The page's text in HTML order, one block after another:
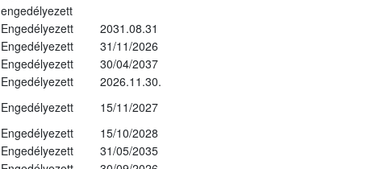
engedélyezett
Engedélyezett
2031.08.31
Engedélyezett
31/11/2026
Engedélyezett
30/04/2037
Engedélyezett
2026.11.30.
Engedélyezett
15/11/2027
Engedélyezett
15/10/2028
Engedélyezett
31/05/2035